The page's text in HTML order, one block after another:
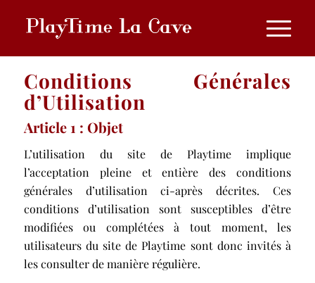
Conditions Générales
d’Utilisation
Article 1 : Objet
L’utilisation du site de Playtime implique
l’acceptation pleine et entière des conditions
générales d’utilisation ci-après décrites. Ces
conditions d’utilisation sont susceptibles d’être
modifiées ou complétées à tout moment, les
utilisateurs du site de Playtime sont donc invités à
les consulter de manière régulière.